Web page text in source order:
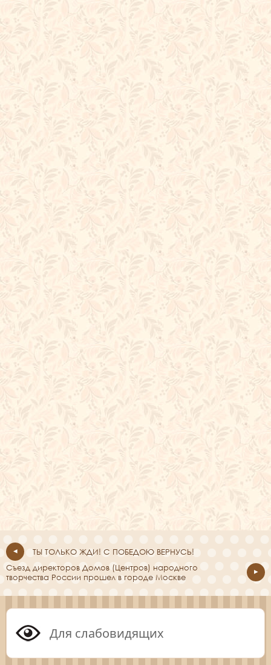
ТЫ ТОЛЬКО ЖДИ! С ПОБЕДОЮ ВЕРНУСЬ!
Съезд директоров Домов (Центров) народного
творчества России прошел в городе Москве
Для слабовидящих